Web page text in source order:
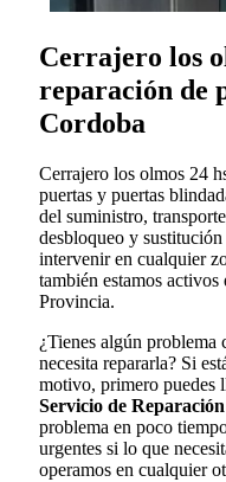
Cerrajero los
reparación de
Cordoba
Cerrajero los olmos 24
puertas y puertas
del suministro,
desbloqueo y
intervenir en cualquier
también estamos activos
Provincia.
¿Tienes algún problema
necesita repararla? Si
motivo, primero puedes
Servicio de
problema en poco
urgentes si lo que
operamos en cualquier